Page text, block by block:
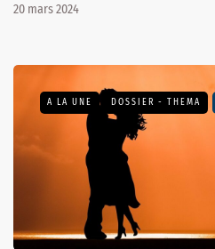
20 mars 2024
A LA UNE DOSSIER - THEMA